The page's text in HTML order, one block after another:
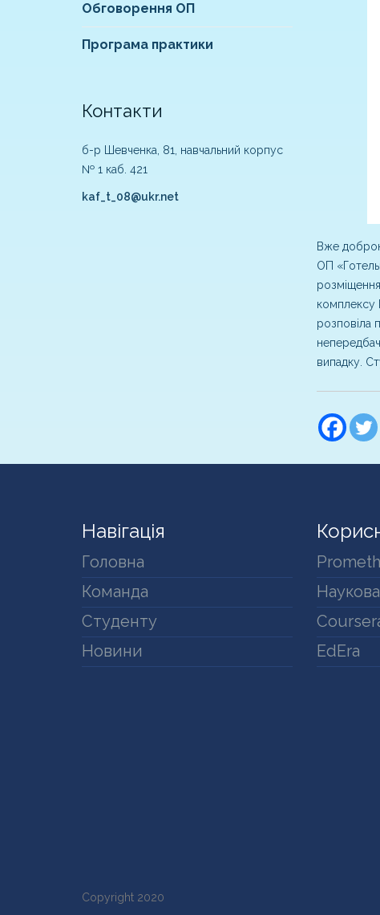
Обговорення ОП
Програма практики
Контакти
б-р Шевченка, 81, навчальний корпус
№ 1 каб. 421
kaf_t_08@ukr.net
Вже
ОП
комплексу
розповіла
випадку.
Навігація
Головна
Команда
Студенту
Новини
EdEra
Copyright 2020